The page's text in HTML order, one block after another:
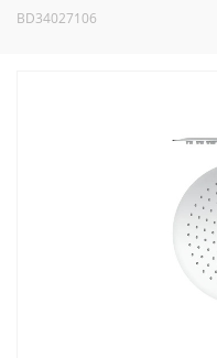
BD34027106